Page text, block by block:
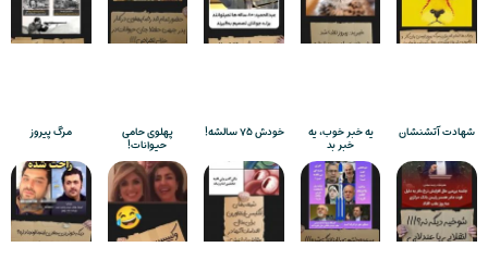
شهادت آتشنشان یه خبر خوب، یه
خبر بد
خودش ۷۵ سالشه! پهلوی حامی
حیوانات!
مرگ پیروز